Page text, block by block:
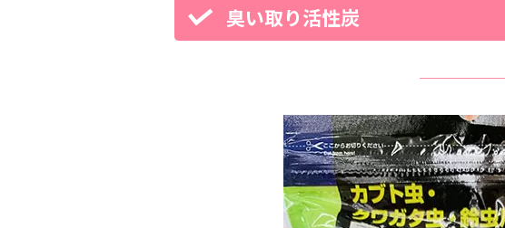
臭い取り活性炭